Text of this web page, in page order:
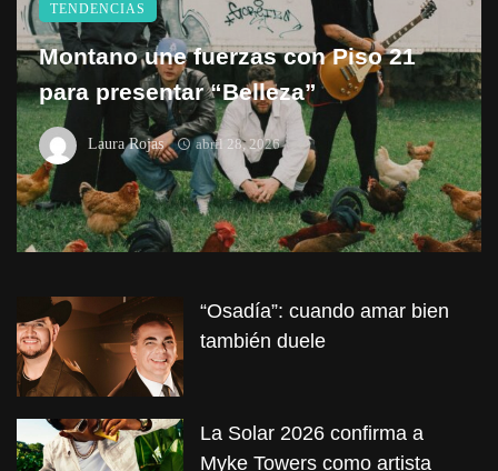
TENDENCIAS
Montano une fuerzas con Piso 21
para presentar “Belleza”
Laura Rojas abril 28, 2026
“Osadía”: cuando amar bien
también duele
La Solar 2026 confirma a
Myke Towers como artista